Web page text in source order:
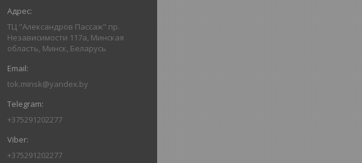
ТЦ "Александров Пассаж" пр.
Независимости 117а, Минская
область, Минск, Беларусь
tok.minsk@yandex.by
+375291202277
+375291202277